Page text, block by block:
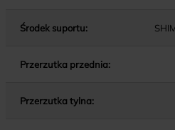
Środek suportu:
Przerzutka przednia:
Przerzutka tylna: